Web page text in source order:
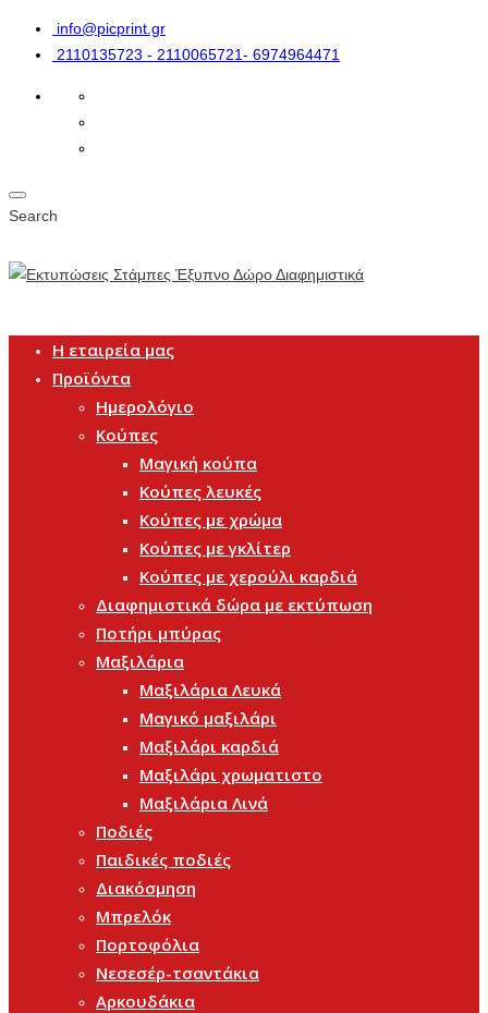
info@picprint.gr
2110135723 - 2110065721- 6974964471
Search
Η εταιρεία μας
Προϊόντα
Ημερολόγιο
Κούπες
Μαγική κούπα
Κούπες λευκές
Κούπες με χρώμα
Κούπες με γκλίτερ
Κούπες με χερούλι καρδιά
Διαφημιστικά δώρα με εκτύπωση
Ποτήρι μπύρας
Μαξιλάρια
Μαξιλάρια Λευκά
Μαγικό μαξιλάρι
Μαξιλάρι καρδιά
Μαξιλάρι χρωματιστο
Μαξιλάρια Λινά
Ποδιές
Παιδικές ποδιές
Διακόσμηση
Μπρελόκ
Πορτοφόλια
Νεσεσέρ-τσαντάκια
Αρκουδάκια